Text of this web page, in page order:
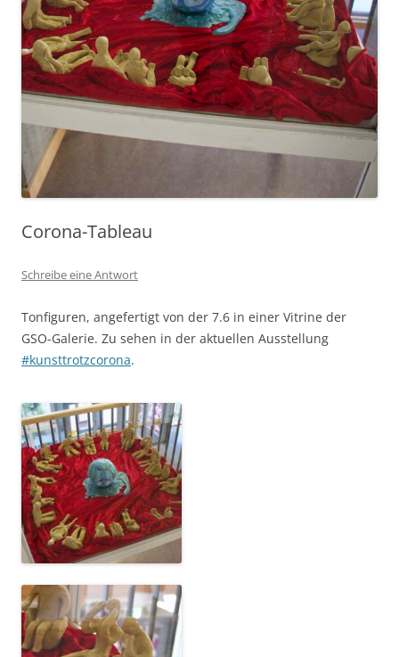
Corona-Tableau
Schreibe eine Antwort
Tonfiguren, angefertigt von der 7.6 in einer Vitrine der
GSO-Galerie. Zu sehen in der aktuellen Ausstellung
#kunsttrotzcorona.